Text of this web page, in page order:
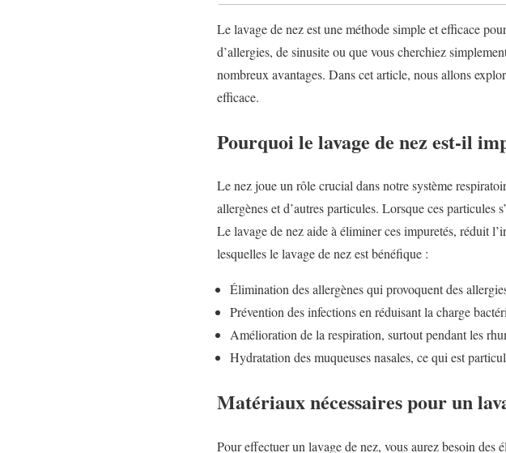
Le lavage de nez est une méthode simple et efficace
d’allergies, de sinusite ou que vous cherchiez
nombreux avantages. Dans cet article, nous allons
efficace.
Pourquoi le lavage de nez est-il
Le nez joue un rôle crucial dans notre système
allergènes et d’autres particules. Lorsque ces particules
Le lavage de nez aide à éliminer ces impuretés, réduit
lesquelles le lavage de nez est bénéfique :
Élimination des allergènes qui provoquent des
Prévention des infections en réduisant la charge
Amélioration de la respiration, surtout pendant les
Hydratation des muqueuses nasales, ce qui est
Matériaux nécessaires pour un
Pour effectuer un lavage de nez, vous aurez besoin des